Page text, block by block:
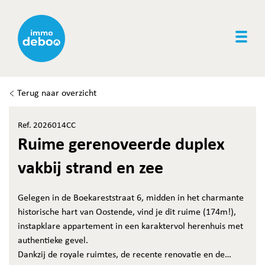
Terug naar overzicht
Ref. 2026014CC
Ruime gerenoveerde duplex
vakbij strand en zee
Gelegen in de Boekareststraat 6, midden in het charmante
historische hart van Oostende, vind je dit ruime (174m!),
instapklare appartement in een karaktervol herenhuis met
authentieke gevel.
Dankzij de royale ruimtes, de recente renovatie en de